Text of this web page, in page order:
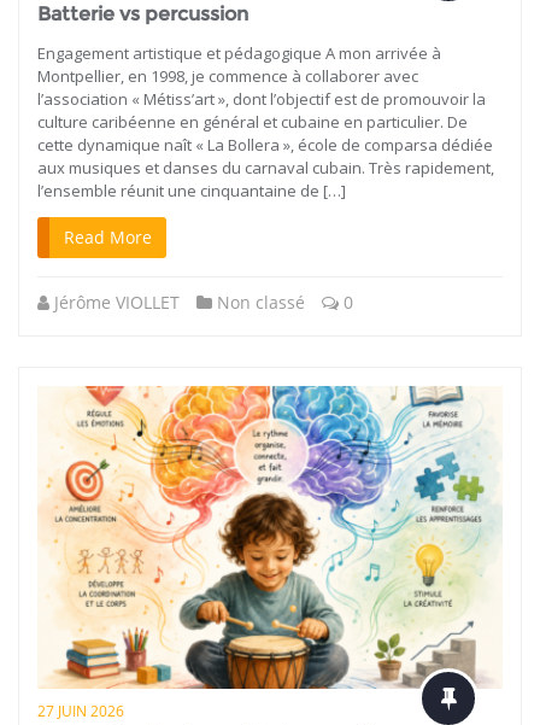
Batterie vs percussion
Engagement artistique et pédagogique A mon arrivée à
Montpellier, en 1998, je commence à collaborer avec
l’association « Métiss’art », dont l’objectif est de promouvoir la
culture caribéenne en général et cubaine en particulier. De
cette dynamique naît « La Bollera », école de comparsa dédiée
aux musiques et danses du carnaval cubain. Très rapidement,
l’ensemble réunit une cinquantaine de […]
Read More
Jérôme VIOLLET Non classé 0
27 JUIN 2026